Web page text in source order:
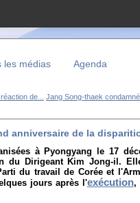
les médias Agenda
de... Jang Song-thaek
anniversaire de la
à Pyongyang le 17
du Dirigeant Kim Jong-il.
du travail de Corée et
jours après l'exécution,